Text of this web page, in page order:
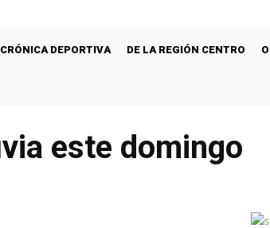
CRÓNICA DEPORTIVA DE LA REGIÓN CENTRO
este domingo